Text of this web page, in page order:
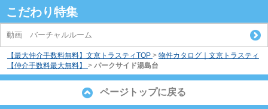
こだわり特集
動画 バーチャルルーム
【最大仲介手数料無料】文京トラスティTOP > 物件カタログ｜文京トラスティ
【仲介手数料最大無料】
> パークサイド湯島台
ページトップに戻る